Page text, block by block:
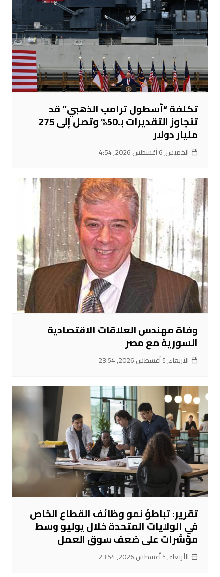
تكلفة “أسطول ترامب الذهبي” قد
تتجاوز التقديرات بـ50% وتصل إلى 275
مليار دولار
الخميس, 6 أغسطس 2026, 4:54
وفاة مهندس العلاقات الاقتصادية
السورية مع مصر
الأربعاء, 5 أغسطس 2026, 23:54
تقرير: تباطؤ نمو وظائف القطاع الخاص
في الولايات المتحدة خلال يوليو وسط
مؤشرات على ضعف سوق العمل
الأربعاء, 5 أغسطس 2026, 23:54